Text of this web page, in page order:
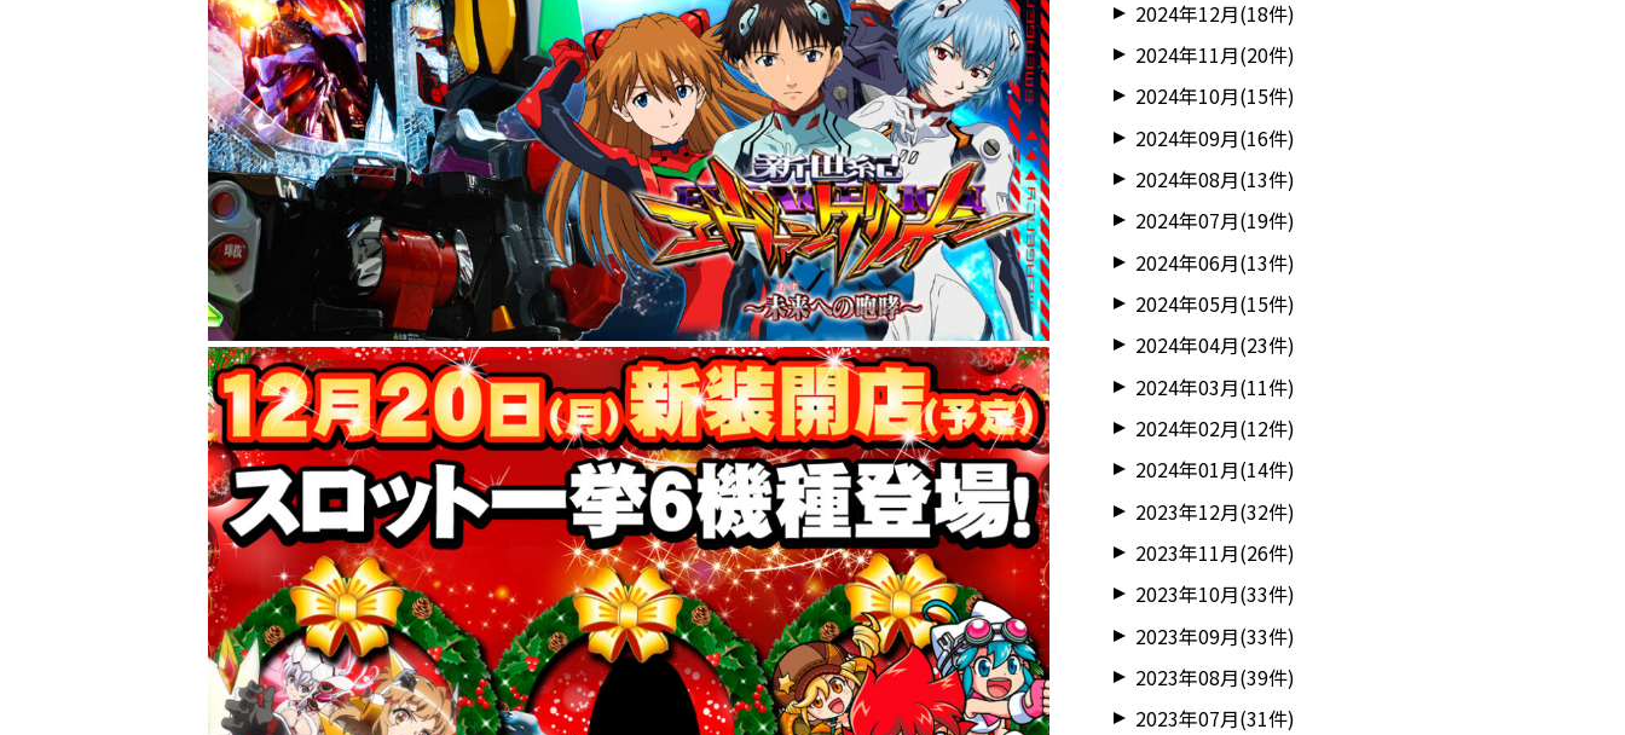
2024年12月(18件)
2024年11月(20件)
2024年10月(15件)
2024年09月(16件)
2024年08月(13件)
2024年07月(19件)
2024年06月(13件)
2024年05月(15件)
2024年04月(23件)
2024年03月(11件)
2024年02月(12件)
2024年01月(14件)
2023年12月(32件)
2023年11月(26件)
2023年10月(33件)
2023年09月(33件)
2023年08月(39件)
2023年07月(31件)